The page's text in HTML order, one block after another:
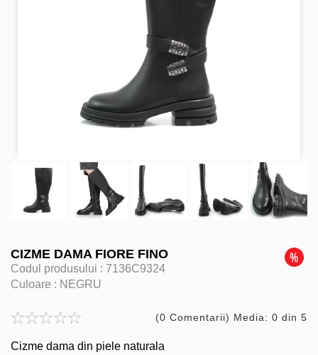
CIZME DAMA FIORE FINO
Codul produsului : 7136C9324
Culoare : NEGRU
(0 Comentarii) Media: 0 din 5
Cizme dama din piele naturala